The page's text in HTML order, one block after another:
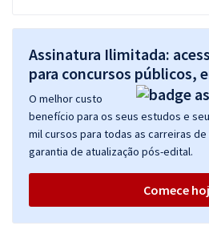
Assinatura Ilimitada:
para concursos públicos,
O melhor custo
benefício para os seus estudos e
mil cursos para todas as carreiras
garantia de atualização pós-edital.
Comece